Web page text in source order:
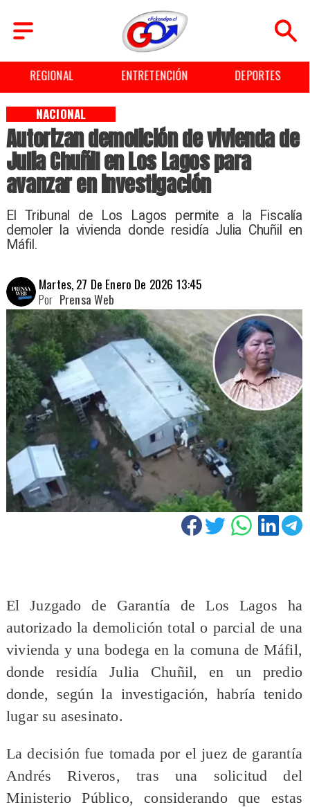
ENTRETENCIÓN DEPORTES CULTURA
Autorizan demolición de vivienda de
Julia Chuñil en Los Lagos para
avanzar en investigación
El Tribunal de Los Lagos permite a la Fiscalía
demoler la vivienda donde residía Julia Chuñil en
Máfil.
NACIONAL
Martes, 27 De Enero De 2026 13:45
Prensa Web
Por
El Juzgado de Garantía de Los Lagos ha
autorizado la demolición total o parcial de una
vivienda y una bodega en la comuna de Máfil,
donde residía Julia Chuñil, en un predio
donde, según la investigación, habría tenido
lugar su asesinato.
La decisión fue tomada por el juez de garantía
Andrés Riveros, tras una solicitud del
Ministerio Público, considerando que estas